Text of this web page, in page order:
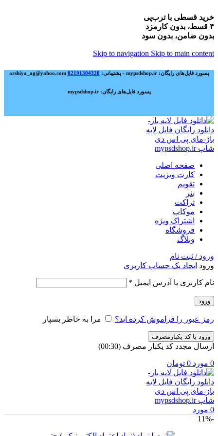
خرید قسطی با ترب‌پی
۴ قسط، بدون کارمزد
بدون ضامن، بدون سود
Skip to navigation Skip to main content
پسورد فایل‌های رایگان: mypsdshop.ir - پشتیبانی: arshiya_ag@yahoo.com 02191304320
پسورد فایل‌های رایگان: mypsdshop.ir
صفحه اصلی
کارت ویزیت
تقویم
بنر
تراکت
موکاپ
اشتراک ویژه
فروشگاه
وبلاگ
ورود / ثبت نام
ورود ایجاد یک حساب کاربری
نام کاربری یا آدرس ایمیل *
ورود
رمز عبور را فراموش کرده اید؟ مرا به خاطر بسپار
ورود با کد یکبارمصرف
ارسال مجدد کد یکبار مصرف (00:
30
)
0 مورد 0 تومان
0 مورد
-11%